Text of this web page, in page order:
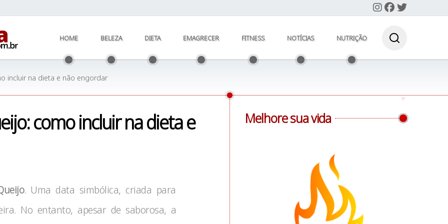
HOME BELEZA DIETA EMAGRECER FITNESS NOTÍCIAS NUTRIÇÃO
incluir na dieta e não engordar
como incluir na dieta e
. Uma data simbólica, criada para
No entanto, apesar de saborosa, a
Melhore sua vida